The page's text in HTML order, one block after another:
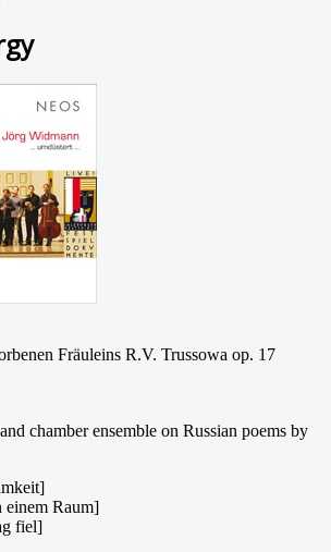
Fräuleins R.V. Trussowa op. 17
chamber ensemble on Russian poems by
einem Raum]
fiel]